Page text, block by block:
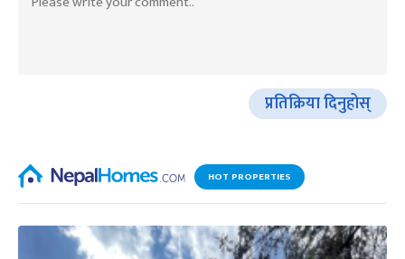
प्रतिक्रिया दिनुहोस्
HOT PROPERTIES